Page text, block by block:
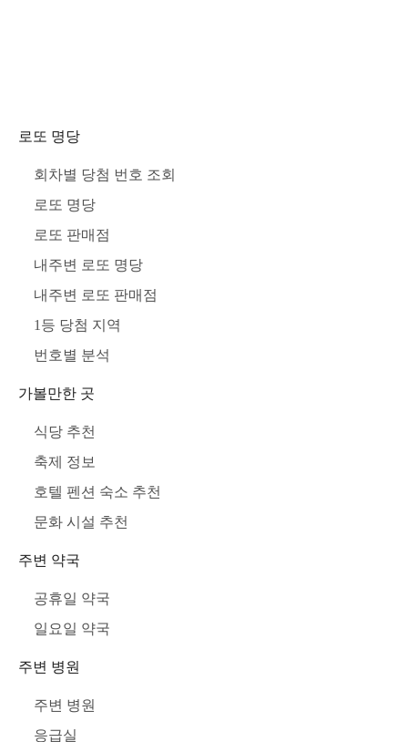
로또 명당
회차별 당첨 번호 조회
로또 명당
로또 판매점
내주변 로또 명당
내주변 로또 판매점
1등 당첨 지역
번호별 분석
가볼만한 곳
식당 추천
축제 정보
호텔 펜션 숙소 추천
문화 시설 추천
주변 약국
공휴일 약국
일요일 약국
주변 병원
주변 병원
응급실